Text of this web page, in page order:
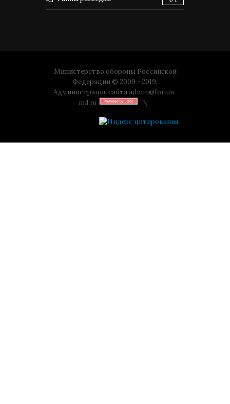
Министерство обороны Российской
Федерации © 2009 - 2019.
Администрация сайта admin@forum-
mil.ru